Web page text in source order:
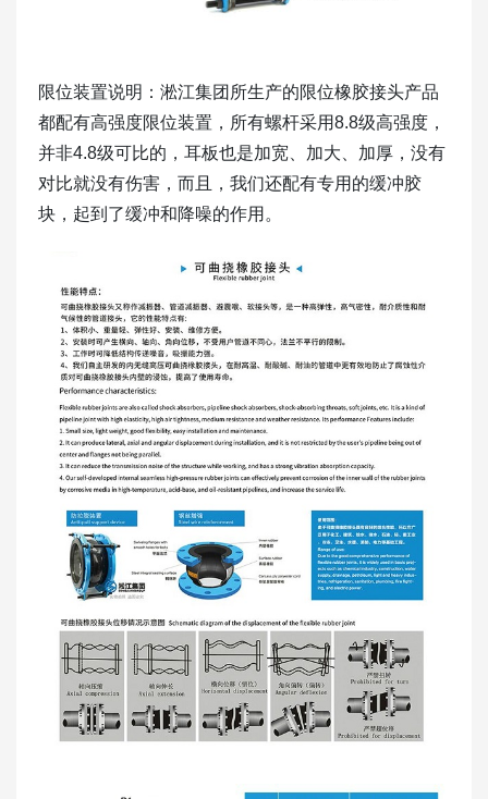
限位装置说明：淞江集团所生产的限位橡胶接头产品
都配有高强度限位装置，所有螺杆采用8.8级高强度，
并非4.8级可比的，耳板也是加宽、加大、加厚，没有
对比就没有伤害，而且，我们还配有专用的缓冲胶
块，起到了缓冲和降噪的作用。